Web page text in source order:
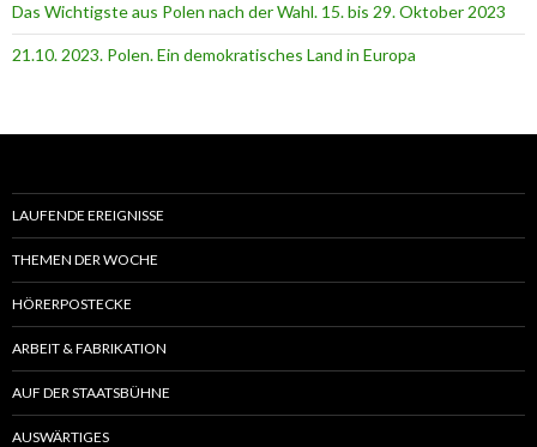
Das Wichtigste aus Polen nach der Wahl. 15. bis 29. Oktober 2023
21.10. 2023. Polen. Ein demokratisches Land in Europa
LAUFENDE EREIGNISSE
THEMEN DER WOCHE
HÖRERPOSTECKE
ARBEIT & FABRIKATION
AUF DER STAATSBÜHNE
AUSWÄRTIGES